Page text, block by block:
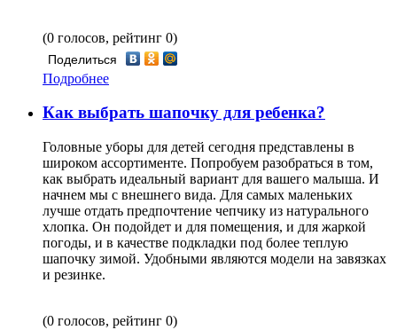
(0 голосов, рейтинг 0)
Поделиться
Подробнее
Как выбрать шапочку для ребенка?
Головные уборы для детей сегодня представлены в
широком ассортименте. Попробуем разобраться в том,
как выбрать идеальный вариант для вашего малыша. И
начнем мы с внешнего вида. Для самых маленьких
лучше отдать предпочтение чепчику из натурального
хлопка. Он подойдет и для помещения, и для жаркой
погоды, и в качестве подкладки под более теплую
шапочку зимой. Удобными являются модели на завязках
и резинке.
(0 голосов, рейтинг 0)